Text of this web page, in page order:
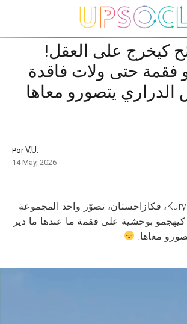
كيخرج على العقل!
فقمة حتى ولات فاقدة
يتصورو معاها
PorV.U.
14 May, 2026
فشاطئ فمدينة Kuryk، فكازاخستان، تصوّر واحد المجموعة
كيهجمو بوحشية على فقمة ما عندها ما دير
معاها.